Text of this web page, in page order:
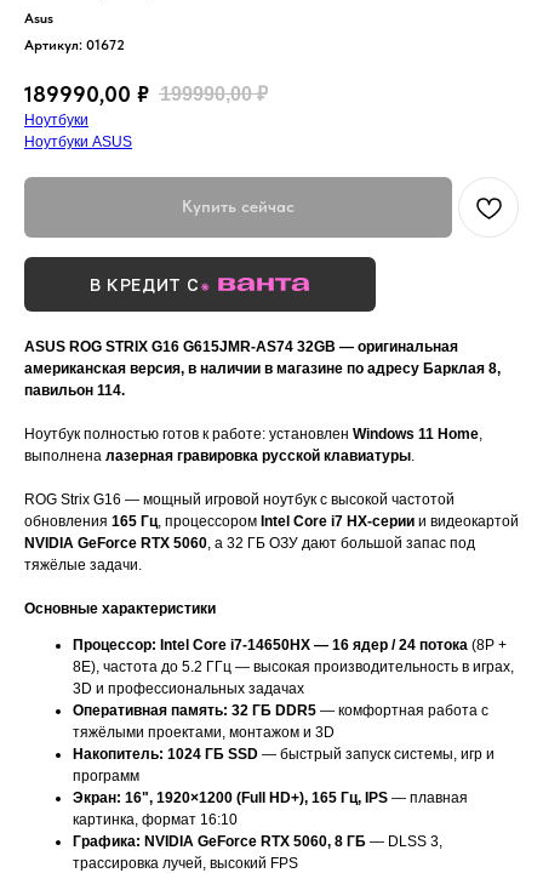
Asus
Артикул: 01672
189990,00 ₽ 199990,00 ₽
Ноутбуки
Ноутбуки ASUS
Купить сейчас
В КРЕДИТ С
ASUS ROG STRIX G16 G615JMR-AS74 32GB — оригинальная
американская версия, в наличии в магазине по адресу Барклая 8,
павильон 114.
Ноутбук полностью готов к работе: установлен Windows 11 Home,
выполнена лазерная гравировка русской клавиатуры.
ROG Strix G16 — мощный игровой ноутбук с высокой частотой
обновления 165 Гц, процессором Intel Core i7 HX-серии и видеокартой
NVIDIA GeForce RTX 5060, а 32 ГБ ОЗУ дают большой запас под
тяжёлые задачи.
Основные характеристики
Процессор: Intel Core i7-14650HX — 16 ядер / 24 потока (8P +
8E), частота до 5.2 ГГц — высокая производительность в играх,
3D и профессиональных задачах
Оперативная память: 32 ГБ DDR5 — комфортная работа с
тяжёлыми проектами, монтажом и 3D
Накопитель: 1024 ГБ SSD — быстрый запуск системы, игр и
программ
Экран: 16", 1920×1200 (Full HD+), 165 Гц, IPS — плавная
картинка, формат 16:10
Графика: NVIDIA GeForce RTX 5060, 8 ГБ — DLSS 3,
трассировка лучей, высокий FPS